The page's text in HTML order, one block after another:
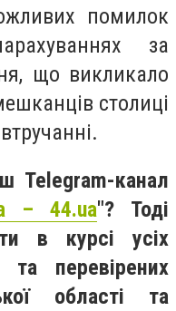
помилок
за
що викликало
столиці
Telegram-канал
– 44.ua"? Тоді
в курсі усіх
та перевірених
області та